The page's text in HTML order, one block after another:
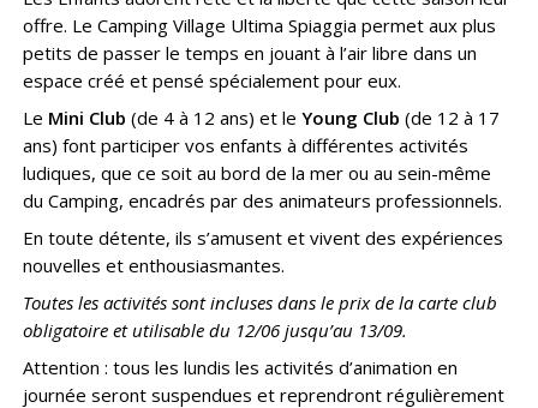
offre. Le Camping Village Ultima Spiaggia permet aux plus
petits de passer le temps en jouant à l’air libre dans un
espace créé et pensé spécialement pour eux.
Le Mini Club (de 4 à 12 ans) et le Young Club (de 12 à 17
ans) font participer vos enfants à différentes activités
ludiques, que ce soit au bord de la mer ou au sein-même
du Camping, encadrés par des animateurs professionnels.
En toute détente, ils s’amusent et vivent des expériences
nouvelles et enthousiasmantes.
Toutes les activités sont incluses dans le prix de la carte club
obligatoire et utilisable du 12/06 jusqu’au 13/09.
Attention : tous les lundis les activités d’animation en
journée seront suspendues et reprendront régulièrement